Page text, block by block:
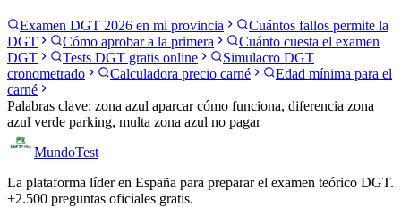
Examen DGT 2026 en mi provincia
Cuántos fallos permite la
DGT
Cómo aprobar a la primera
Cuánto cuesta el examen
DGT
Tests DGT gratis online
Simulacro DGT
cronometrado
Calculadora precio carné
Edad mínima para el
carné
Palabras clave: zona azul aparcar cómo funciona, diferencia zona
azul verde parking, multa zona azul no pagar
MundoTest
La plataforma líder en España para preparar el examen teórico DGT.
+2.500 preguntas oficiales gratis.